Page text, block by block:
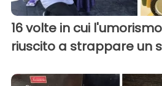
16 volte in cui
riuscito a strappare un